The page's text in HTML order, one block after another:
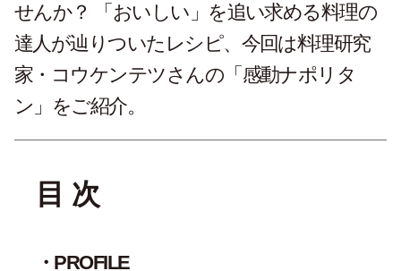
せんか？ 「おいしい」を追い求める料理の
達人が辿りついたレシピ、今回は料理研究
家・コウケンテツさんの「感動ナポリタ
ン」をご紹介。
目 次
PROFILE